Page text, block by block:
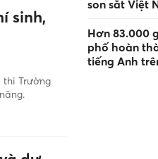
sinh,
thi Trường
son sắt Việt
Hơn 83.000
phố hoàn
tiếng Anh